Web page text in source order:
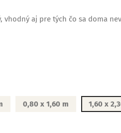
vhodný aj pre tých čo sa doma
0,80 x 1,60 m 1,60 x